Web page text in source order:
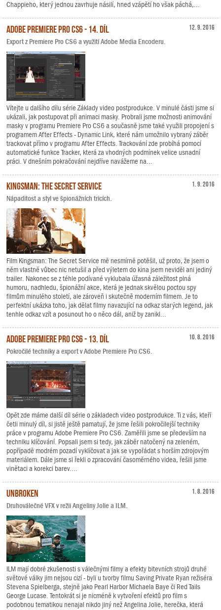
Chappieho, který jednou zavrhuje násilí, hned vzápětí ho však páchá,...
12. 9. 2016
Adobe Premiere Pro CS6 - 14. díl
Export z Premiere Pro CS6 a využití Adobe Media Encoderu.
Vítejte u dalšího dílu série Základy video postprodukce. V minulé části jsme si
ukázali, jak postupovat při animaci masky. Probrali jsme možnosti animování
masky v programu Premiere Pro CS6 a současně jsme také využili propojení s
programem After Effects - Dynamic Link, které nám umožnilo vybraný záběr
trackovat přímo v programu After Effects. Trackování zde probíhá pomocí
automatické funkce Tracker, která za vhodných podmínek velice usnadní
práci. V dnešním pokračování nejdříve navážeme na...
1. 9. 2016
Kingsman: The Secret Service
Nápaditost a styl ve špionážních tricích.
Film Kingsman: The Secret Service mě nesmírně potěšil, už proto, že jsem o
něm vlastně vůbec nic netušil a před výletem do kina jsem neviděl ani jediný
trailer. Nakonec se z téhle podívané vyklubala úžasná záležitost plná
humoru, nadhledu, špionážní akce, která je jednak skvělou poctou spy
filmům minulého století, ale zároveň i skutečně moderním filmem. Je to
perfektní ukázka toho, jak dělat filmy navazující na odkaz starých legend, jak
tenhle odkaz vzít a posunout ho o něco dál, aniž by zanikl...
10. 8. 2016
Adobe Premiere Pro CS6 - 13. díl
Pokročilé techniky a export v Adobe Premiere Pro CS6.
Opět zde máme další díl série o základech video postprodukce. Ti z vás, kteří
četli minulý díl, si jistě ještě pamatují, že jsme řešili pokročilejší techniky
práce v programu Adobe Premiere Pro CS6. Zaměřili jsme se především na
techniku klíčování. Popsali jsem si tedy, jak záběr natočený na zeleném,
popřípadě modrém pozadí vyklíčovat a jak se vypořádat s horším zdrojovým
materiálem. Dále jsme si řekli o zpracování časoměrného videa, řešili jsme
vinětaci a korekci barev....
1. 8. 2016
Unbroken
Druhoválečné VFX v režii Angeliny Jolie a ILM.
ILM mají dobré zkušenosti s válečnými filmy a efekty bitevních strojů druhé
světové války jim nejsou cizí - byli u tvorby filmu Saving Private Ryan režiséra
Stevena Spielberga, stejně jako Pearl Harbor Michaela Baye či Red Tails
George Lucase. Tentokrát si je nicméně k vytvoření efektů pro film s
podobnou tematikou nenajal nikdo jiný než Angelina Jolie, herečka, která